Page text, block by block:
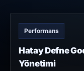
Performans
Hatay Defne
Yönetimi